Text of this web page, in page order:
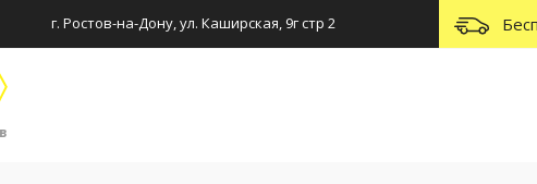
г. Ростов-на-Дону, ул. Каширская, 9г стр 2